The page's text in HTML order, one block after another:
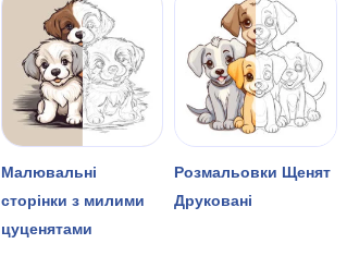
Малювальні
сторінки з милими
цуценятами
Розмальовки Щенят
Друковані